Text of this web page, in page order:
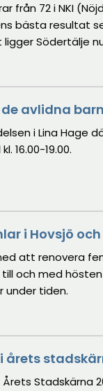
från 72 i NKI
bästa resultat
Södertälje
avlidna
i Lina Hage
16.00-19.00.
i Hovsjö
att renovera
och med
under tiden.
årets
Stadskärna